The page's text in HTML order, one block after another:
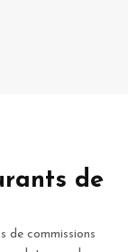
de
de commissions